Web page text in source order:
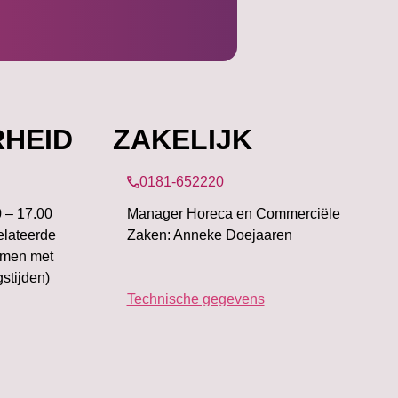
– 17.00
met
ZAKELIJK
0181-652220
Manager Horeca en Commerciële
Zaken: Anneke Doejaaren
Technische gegevens